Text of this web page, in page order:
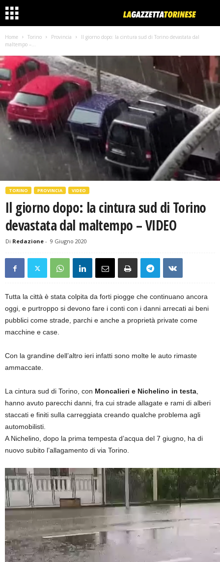
Home Torino Provincia
Il giorno dopo: la cintura sud di Torino devastata dal
maltempo –...
TORINO PROVINCIA VIDEO
Il giorno dopo: la cintura sud di Torino
devastata dal maltempo – VIDEO
Di Redazione - 9 Giugno 2020
Tutta la città è stata colpita da forti piogge che continuano ancora
oggi, e purtroppo si devono fare i conti con i danni arrecati ai beni
pubblici come strade, parchi e anche a proprietà private come
macchine e case.
Con la grandine dell’altro ieri infatti sono molte le auto rimaste
ammaccate.
La cintura sud di Torino, con Moncalieri e Nichelino in testa,
hanno avuto parecchi danni, fra cui strade allagate e rami di alberi
staccati e finiti sulla carreggiata creando qualche problema agli
automobilisti.
A Nichelino, dopo la prima tempesta d’acqua del 7 giugno, ha di
nuovo subito l’allagamento di via Torino.